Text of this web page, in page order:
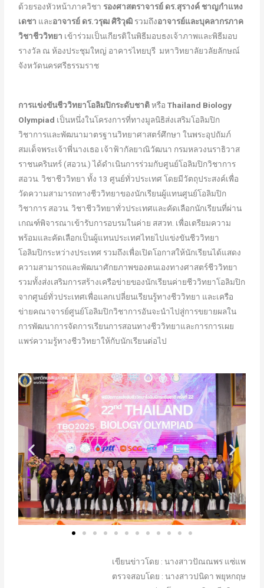
ด้วยรองหัวหน้าภาควิชา รองศาสตราจารย์ ดร.สุรางค์ ชาญกำแหง
เดชา และอาจารย์ ดร.วรุฒ ศิริวุฒิ รวมถึงอาจารย์และบุคลากรภาค
วิชาชีววิทยา เข้าร่วมเป็นเกียรติในพิธีมอบธงเจ้าภาพและพิธีมอบ
รางวัล ณ ห้องประชุมใหญ่ อาคารไทยบุรี มหาวิทยาลัยวลัยลักษณ์
จังหวัดนครศรีธรรมราช
การแข่งขันชีววิทยาโอลิมปิกระดับชาติหรือThailand Biology
Olympiad เป็นหนึ่งในโครงการที่ทางมูลนิธิส่งเสริมโอลิมปิก
วิชาการและพัฒนามาตรฐานวิทยาศาสตร์ศึกษา ในพระอุปถัมภ์
สมเด็จพระเจ้าพี่นางเธอ เจ้าฟ้ากัลยาณิวัฒนา กรมหลวงนราธิวาส
ราชนครินทร์ (สอวน.) ได้ดำเนินการร่วมกับศูนย์โอลิมปิกวิชาการ
สอวน. วิชาชีววิทยา ทั้ง 13 ศูนย์ทั่วประเทศ โดยมีวัตถุประสงค์เพื่อ
วัดความสามารถทางชีววิทยาของนักเรียนผู้แทนศูนย์โอลิมปิก
วิชาการ สอวน. วิชาชีววิทยาทั่วประเทศและคัดเลือกนักเรียนที่ผ่าน
เกณฑ์พิจารณาเข้ารับการอบรมในค่าย สสวท. เพื่อเตรียมความ
พร้อมและคัดเลือกเป็นผู้แทนประเทศไทยไปแข่งขันชีววิทยา
โอลิมปิกระหว่างประเทศ รวมถึงเพื่อเปิดโอกาสให้นักเรียนได้แสดง
ความสามารถและพัฒนาศักยภาพของตนเองทางศาสตร์ชีววิทยา
รวมทั้งส่งเสริมการสร้างเครือข่ายของนักเรียนค่ายชีววิทยาโอลิมปิก
จากศูนย์ทั่วประเทศเพื่อแลกเปลี่ยนเรียนรู้ทางชีววิทยา และเครือ
ข่ายคณาจารย์ศูนย์โอลิมปิกวิชาการอันจะนำไปสู่การขยายผลใน
การพัฒนาการจัดการเรียนการสอนทางชีววิทยาและการการเผย
แพร่ความรู้ทางชีววิทยาให้กับนักเรียนต่อไป
เขียนข่าวโดย : นางสาวปัณณพร แซ่แพ
ตรวจสอบโดย : นางสาวปนิดา พยุหกฤษ